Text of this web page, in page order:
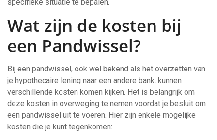
specifieke situatie te bepalen.
Wat zijn de kosten bij
een Pandwissel?
Bij een pandwissel, ook wel bekend als het overzetten van
je hypothecaire lening naar een andere bank, kunnen
verschillende kosten komen kijken. Het is belangrijk om
deze kosten in overweging te nemen voordat je besluit om
een pandwissel uit te voeren. Hier zijn enkele mogelijke
kosten die je kunt tegenkomen: